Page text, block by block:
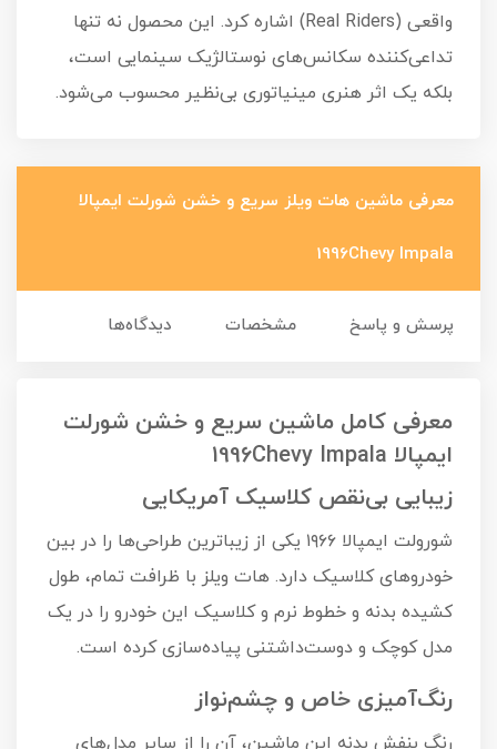
واقعی (Real Riders) اشاره کرد. این محصول نه تنها
تداعی‌کننده سکانس‌های نوستالژیک سینمایی است،
بلکه یک اثر هنری مینیاتوری بی‌نظیر محسوب می‌شود.
معرفی ماشین هات ویلز سریع و خشن شورلت ایمپالا
1996Chevy Impala
پرسش و پاسخ مشخصات دیدگاه‌ها
معرفی کامل ماشین سریع و خشن شورلت
ایمپالا 1996Chevy Impala
زیبایی بی‌نقص کلاسیک آمریکایی
شورولت ایمپالا ۱۹۶۶ یکی از زیباترین طراحی‌ها را در بین
خودروهای کلاسیک دارد. هات ویلز با ظرافت تمام، طول
کشیده بدنه و خطوط نرم و کلاسیک این خودرو را در یک
مدل کوچک و دوست‌داشتنی پیاده‌سازی کرده است.
رنگ‌آمیزی خاص و چشم‌نواز
رنگ بنفش بدنه این ماشین، آن را از سایر مدل‌های